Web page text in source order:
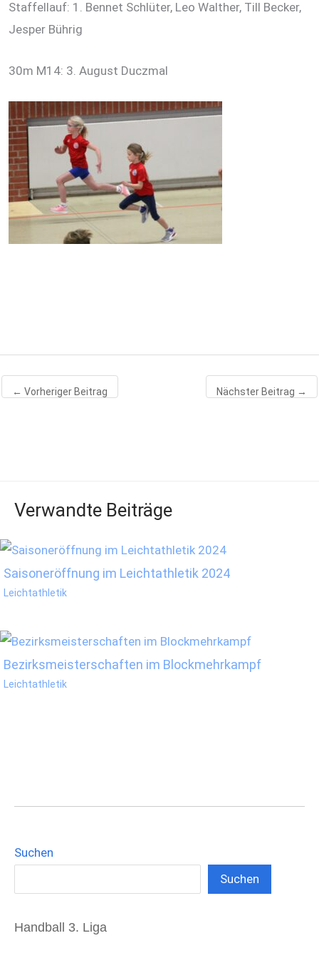
Staffellauf: 1. Bennet Schlüter, Leo Walther, Till Becker,
Jesper Bührig
30m M14: 3. August Duczmal
← Vorheriger Beitrag Nächster Beitrag →
Verwandte Beiträge
Saisoneröffnung im Leichtathletik 2024
Leichtathletik
Bezirksmeisterschaften im Blockmehrkampf
Leichtathletik
Suchen
Suchen
Handball 3. Liga